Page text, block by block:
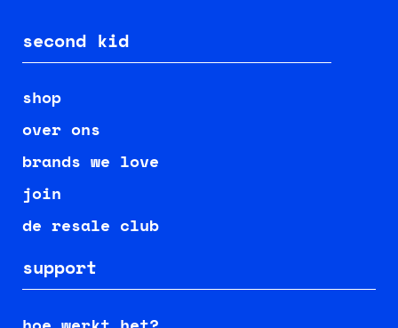
second kid
shop
over ons
brands we love
join
de resale club
support